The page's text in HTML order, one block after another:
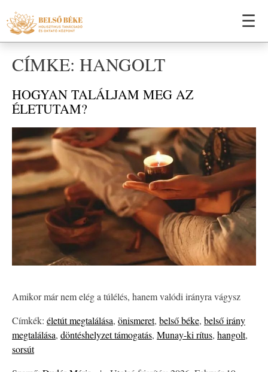
☰
CÍMKE: HANGOLT
HOGYAN TALÁLJAM MEG AZ
ÉLETUTAM?
Amikor már nem elég a túlélés, hanem valódi irányra vágysz
Címkék: életút megtalálása, önismeret, belső béke, belső irány
megtalálása, döntéshelyzet támogatás, Munay-ki rítus, hangolt,
sorsút